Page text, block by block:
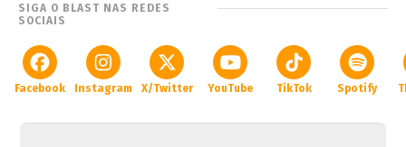
SIGA O BLAST NAS REDES
SOCIAIS
Facebook Instagram X/Twitter YouTube TikTok Spotify